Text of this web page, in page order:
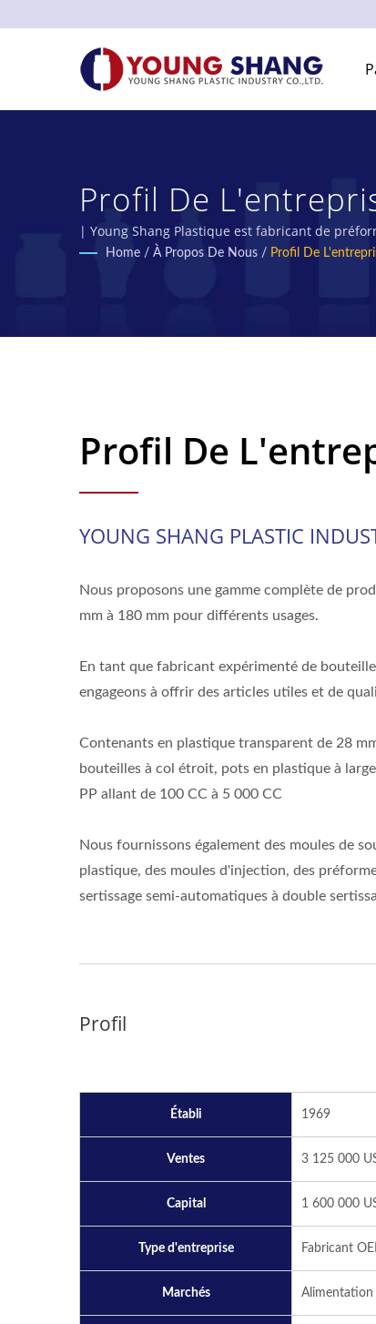
Profil De
Alimentaires En
| Young Shang Plastique est fabricant de
Home / À Propos De Nous / Profil De
Profil De
YOUNG SHANG PLASTIC
Nous proposons une gamme complète de
mm à 180 mm pour différents usages.
En tant que fabricant expérimenté de
engageons à offrir des articles utiles et de
Contenants en plastique transparent de 28
bouteilles à col étroit, pots en plastique à
PP allant de 100 CC à 5 000 CC
Nous fournissons également des moules de
plastique, des moules d'injection, des
sertissage semi-automatiques à double
Profil
Établi 1969
Ventes 3 125 000
Capital 1 600 000
Type d'entreprise Fabricant
Marchés Alimentation